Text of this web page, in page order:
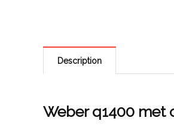
Description
Weber q1400 met